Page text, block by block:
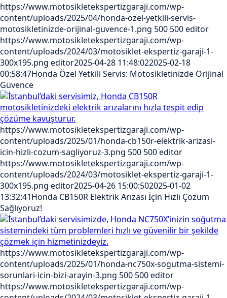
https://www.motosikletekspertizgaraji.com/wp-
content/uploads/2025/04/honda-ozel-yetkili-servis-
motosikletinizde-orijinal-guvence-1.png 500 500editor
https://www.motosikletekspertizgaraji.com/wp-
content/uploads/2024/03/motosiklet-ekspertiz-garaji-1-
300x195.png editor2025-04-28 11:48:022025-02-18
00:58:47Honda Özel Yetkili Servis: Motosikletinizde Orijinal
Güvence
https://www.motosikletekspertizgaraji.com/wp-
content/uploads/2025/01/honda-cb150r-elektrik-arizasi-
icin-hizli-cozum-sagliyoruz-3.png 500 500editor
https://www.motosikletekspertizgaraji.com/wp-
content/uploads/2024/03/motosiklet-ekspertiz-garaji-1-
300x195.png editor2025-04-26 15:00:502025-01-02
13:32:41Honda CB150R Elektrik Arızası İçin Hızlı Çözüm
Sağlıyoruz!
https://www.motosikletekspertizgaraji.com/wp-
content/uploads/2025/01/honda-nc750x-sogutma-sistemi-
sorunlari-icin-bizi-arayin-3.png 500 500editor
https://www.motosikletekspertizgaraji.com/wp-